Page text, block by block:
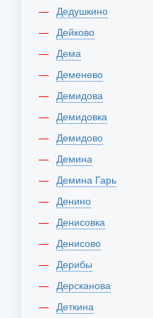
Дедушкино
Дейково
Дема
Деменево
Демидова
Демидовка
Демидово
Демина
Демина Гарь
Денино
Денисовка
Денисово
Дерибы
Дерсканова
Деткина